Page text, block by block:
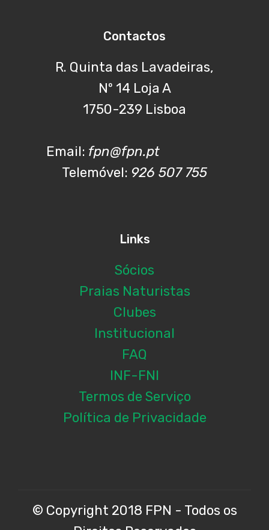
Contactos
R. Quinta das Lavadeiras,
Nº 14 Loja A
1750-239 Lisboa
Email: fpn@fpn.pt
Telemóvel: 926 507 755
Links
Sócios
Praias Naturistas
Clubes
Institucional
FAQ
INF-FNI
Termos de Serviço
Política de Privacidade
© Copyright 2018 FPN - Todos os